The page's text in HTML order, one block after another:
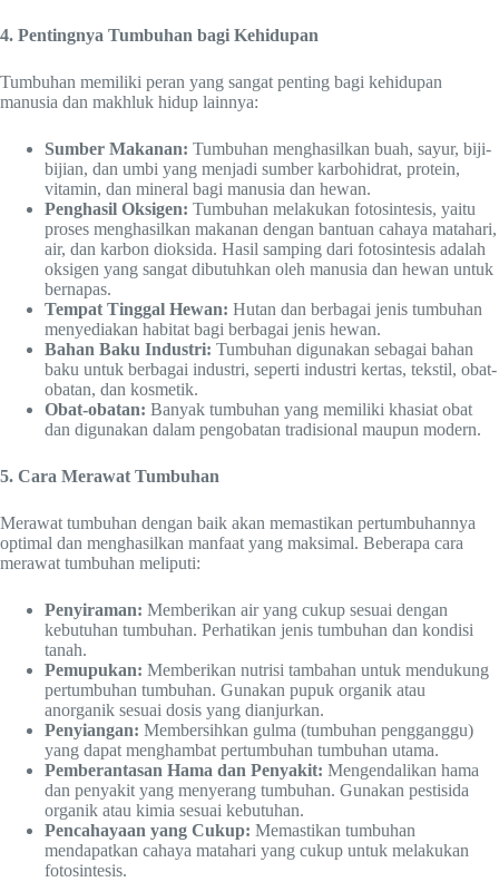
4. Pentingnya Tumbuhan bagi Kehidupan
Tumbuhan memiliki peran yang sangat penting bagi kehidupan
manusia dan makhluk hidup lainnya:
Sumber Makanan: Tumbuhan menghasilkan buah, sayur, biji-
bijian, dan umbi yang menjadi sumber karbohidrat, protein,
vitamin, dan mineral bagi manusia dan hewan.
Penghasil Oksigen: Tumbuhan melakukan fotosintesis, yaitu
proses menghasilkan makanan dengan bantuan cahaya matahari,
air, dan karbon dioksida. Hasil samping dari fotosintesis adalah
oksigen yang sangat dibutuhkan oleh manusia dan hewan untuk
bernapas.
Tempat Tinggal Hewan: Hutan dan berbagai jenis tumbuhan
menyediakan habitat bagi berbagai jenis hewan.
Bahan Baku Industri: Tumbuhan digunakan sebagai bahan
baku untuk berbagai industri, seperti industri kertas, tekstil, obat-
obatan, dan kosmetik.
Obat-obatan: Banyak tumbuhan yang memiliki khasiat obat
dan digunakan dalam pengobatan tradisional maupun modern.
5. Cara Merawat Tumbuhan
Merawat tumbuhan dengan baik akan memastikan pertumbuhannya
optimal dan menghasilkan manfaat yang maksimal. Beberapa cara
merawat tumbuhan meliputi:
Penyiraman: Memberikan air yang cukup sesuai dengan
kebutuhan tumbuhan. Perhatikan jenis tumbuhan dan kondisi
tanah.
Pemupukan: Memberikan nutrisi tambahan untuk mendukung
pertumbuhan tumbuhan. Gunakan pupuk organik atau
anorganik sesuai dosis yang dianjurkan.
Penyiangan: Membersihkan gulma (tumbuhan pengganggu)
yang dapat menghambat pertumbuhan tumbuhan utama.
Pemberantasan Hama dan Penyakit: Mengendalikan hama
dan penyakit yang menyerang tumbuhan. Gunakan pestisida
organik atau kimia sesuai kebutuhan.
Pencahayaan yang Cukup: Memastikan tumbuhan
mendapatkan cahaya matahari yang cukup untuk melakukan
fotosintesis.